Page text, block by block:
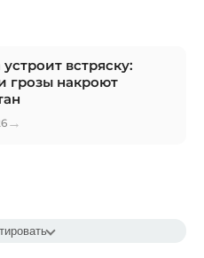
встряску:
грозы накроют
→